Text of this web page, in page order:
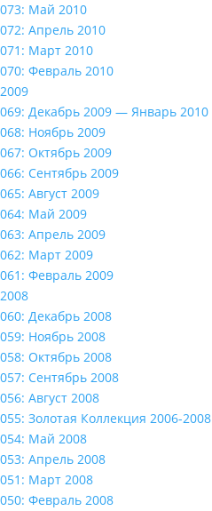
073: Май 2010
072: Апрель 2010
071: Март 2010
070: Февраль 2010
2009
069: Декабрь 2009 — Январь 2010
068: Ноябрь 2009
067: Октябрь 2009
066: Сентябрь 2009
065: Август 2009
064: Май 2009
063: Апрель 2009
062: Март 2009
061: Февраль 2009
2008
060: Декабрь 2008
059: Ноябрь 2008
058: Октябрь 2008
057: Сентябрь 2008
056: Август 2008
055: Золотая Коллекция 2006-2008
054: Май 2008
053: Апрель 2008
051: Март 2008
050: Февраль 2008